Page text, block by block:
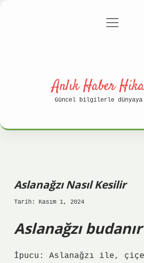
Gizlilik
menüyü
Anlık Haber
Güncel bilgilerle dünyaya
Aslanağzı Nasıl Kesilir
Tarih: Kasım 1, 2024
Aslanağzı budanır
İpucu: Aslanağzı ile,